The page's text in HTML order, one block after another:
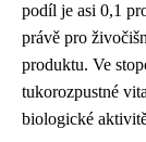
podíl je asi 0,1
právě pro
produktu. Ve
tukorozpustné
biologické